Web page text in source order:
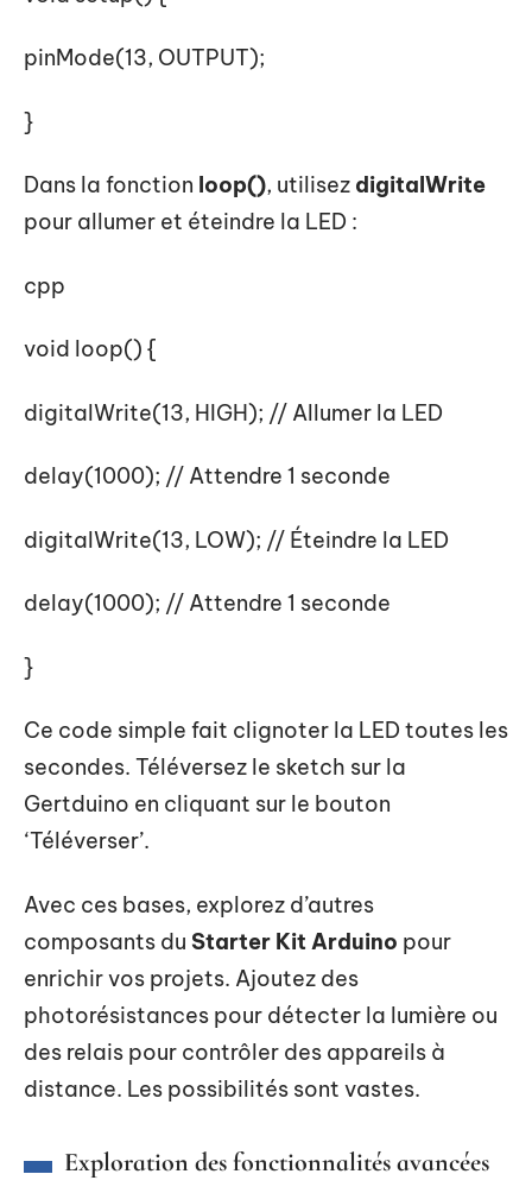
pinMode(13, OUTPUT);
}
Dans la fonction loop(), utilisez digitalWrite
pour allumer et éteindre la LED :
cpp
void loop() {
digitalWrite(13, HIGH); // Allumer la LED
delay(1000); // Attendre 1 seconde
digitalWrite(13, LOW); // Éteindre la LED
delay(1000); // Attendre 1 seconde
}
Ce code simple fait clignoter la LED toutes les
secondes. Téléversez le sketch sur la
Gertduino en cliquant sur le bouton
‘Téléverser’.
Avec ces bases, explorez d’autres
composants du Starter Kit Arduino pour
enrichir vos projets. Ajoutez des
photorésistances pour détecter la lumière ou
des relais pour contrôler des appareils à
distance. Les possibilités sont vastes.
Exploration des fonctionnalités avancées